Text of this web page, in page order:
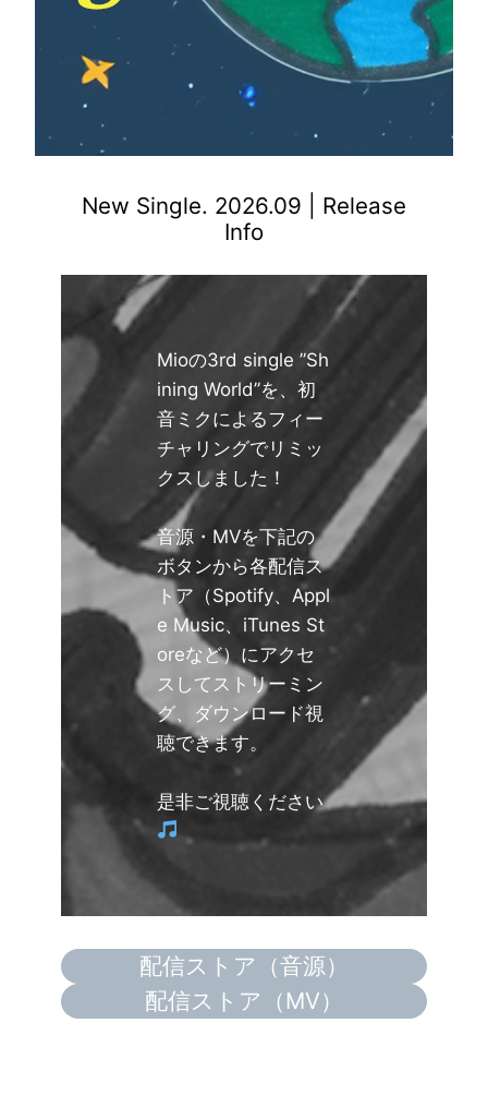
New Single. 2026.09 | Release
Info
Mioの3rd single ”Sh
ining World”を、初
音ミクによるフィー
チャリングでリミッ
クスしました！
音源・MVを下記の
ボタンから各配信ス
トア（Spotify、Appl
e Music、iTunes St
oreなど）にアクセ
スしてストリーミン
グ、ダウンロード視
聴できます。
是非ご視聴ください
配信ストア（音源）
配信ストア（MV）